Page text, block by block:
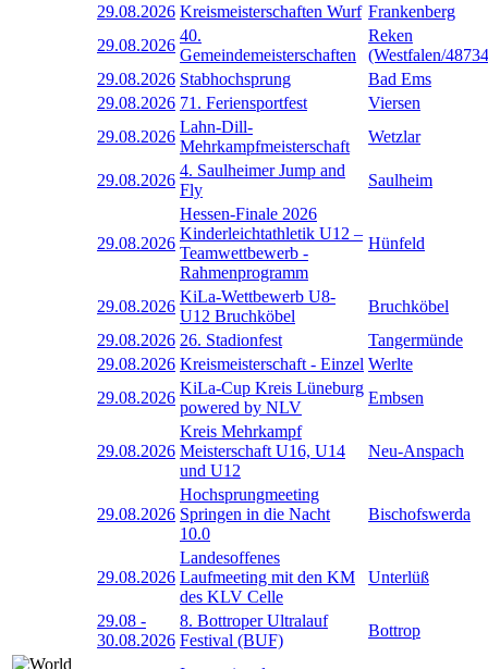
29.08.2026 Kreismeisterschaften Wurf Frankenberg
29.08.2026
40.
Gemeindemeisterschaften
Reken
(Westfalen/
29.08.2026 Stabhochsprung
Bad Ems
29.08.2026 71. Feriensportfest
Viersen
29.08.2026
Lahn-Dill-
Mehrkampfmeisterschaft
Wetzlar
29.08.2026
4. Saulheimer Jump and
Fly
Saulheim
29.08.2026
Hessen-Finale 2026
Kinderleichtathletik U12 –
Teamwettbewerb -
Rahmenprogramm
Hünfeld
29.08.2026
KiLa-Wettbewerb U8-
U12 Bruchköbel
Bruchköbel
29.08.2026 26. Stadionfest
Tangermünde
29.08.2026 Kreismeisterschaft - Einzel Werlte
29.08.2026
KiLa-Cup Kreis Lüneburg
powered by NLV
Embsen
29.08.2026
Kreis Mehrkampf
Meisterschaft U16, U14
und U12
Neu-Anspach
29.08.2026
Hochsprungmeeting
Springen in die Nacht
10.0
Bischofswerda
29.08.2026
Landesoffenes
Laufmeeting mit den KM
des KLV Celle
Unterlüß
29.08 -
30.08.2026
8. Bottroper Ultralauf
Festival (BUF)
Bottrop